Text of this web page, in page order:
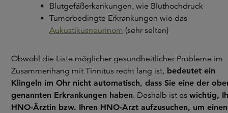
Blutgefäßerkankungen, wie Bluthochdruck
Tumorbedingte Erkrankungen wie das
Aukustikusneurinom (sehr selten)
Obwohl die Liste möglicher gesundheitlicher Probleme im
Zusammenhang mit Tinnitus recht lang ist, bedeutet ein
Klingeln im Ohr nicht automatisch, dass Sie eine der
genannten Erkrankungen haben. Deshalb ist es wichtig,
HNO-Ärztin bzw. Ihren HNO-Arzt aufzusuchen, um einen